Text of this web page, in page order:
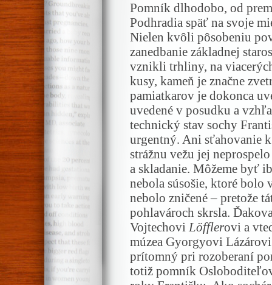
Pomník dlhodobo, od
Podhradia späť na svoje
Nielen kvôli pôsobeniu
zanedbanie základnej
vznikli trhliny, na
kusy, kameň je značne
pamiatkarov je dokonca
uvedené v posudku a
technický stav sochy
urgentný. Ani sťahovanie
strážnu vežu jej
a skladanie. Môžeme byť
nebola súsošie, ktoré bolo
nebolo zničené – pretože
pohlavároch skrsla.
Vojtechovi Löfflerovi a
múzea Gyorgyovi
prítomný pri rozoberaní
totiž pomník